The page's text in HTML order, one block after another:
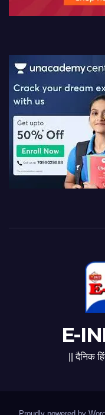
E-
|| दैनिक